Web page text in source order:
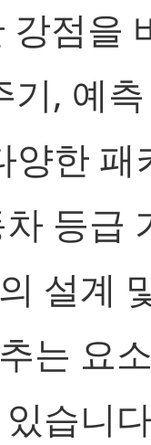
강점을
기, 예
양한 패
등급
설계
는 요
습니